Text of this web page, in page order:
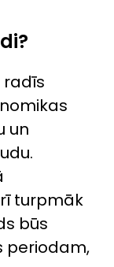
radīs
un
turpmāk
būs
periodam,